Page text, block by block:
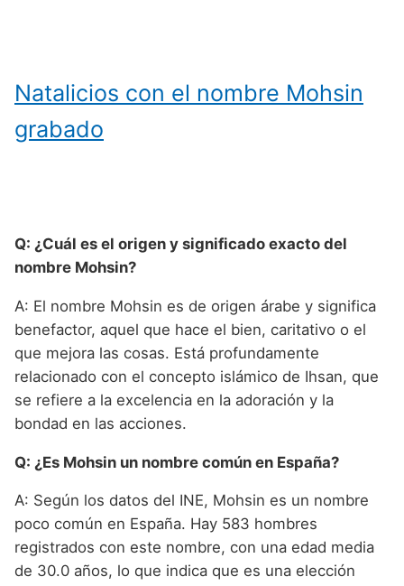
Natalicios con el nombre Mohsin
grabado
Q: ¿Cuál es el origen y significado exacto del
nombre Mohsin?
A: El nombre Mohsin es de origen árabe y significa
benefactor, aquel que hace el bien, caritativo o el
que mejora las cosas. Está profundamente
relacionado con el concepto islámico de Ihsan, que
se refiere a la excelencia en la adoración y la
bondad en las acciones.
Q: ¿Es Mohsin un nombre común en España?
A: Según los datos del INE, Mohsin es un nombre
poco común en España. Hay 583 hombres
registrados con este nombre, con una edad media
de 30.0 años, lo que indica que es una elección